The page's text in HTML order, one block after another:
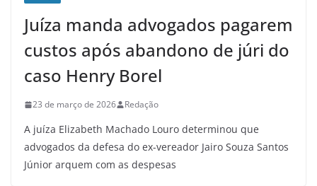
Juíza manda advogados pagarem
custos após abandono de júri do
caso Henry Borel
23 de março de 2026 Redação
A juíza Elizabeth Machado Louro determinou que
advogados da defesa do ex-vereador Jairo Souza Santos
Júnior arquem com as despesas